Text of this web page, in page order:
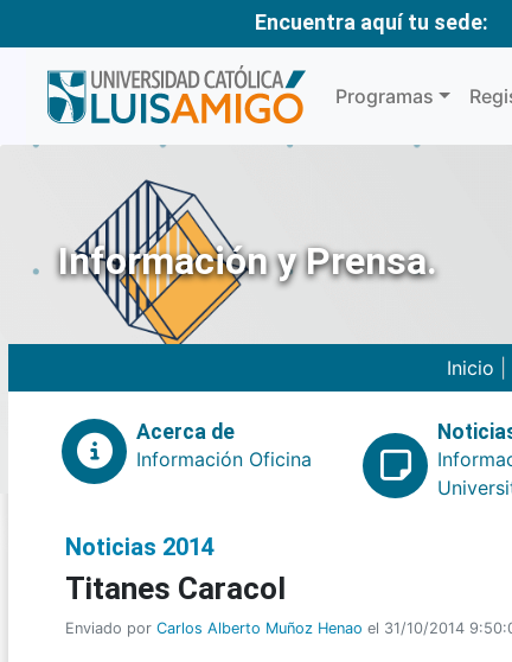
Encuentra aquí tu sede:
Programas
Información y Prensa.
Inicio
Acerca de
Información Oficina
Noticias 2014
Titanes Caracol
Enviado por Carlos Alberto Muñoz Henao el 31/10/2014